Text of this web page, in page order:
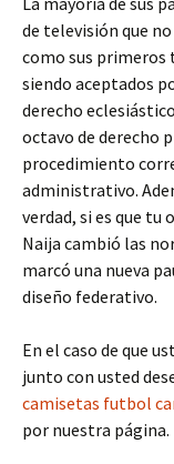
de televisión que
como sus
siendo aceptados
derecho
octavo de derecho
procedimiento
administrativo.
verdad, si es que tu
Naija cambió las
marcó una nueva
diseño federativo.
En el caso de que
junto con usted
camisetas futbol
por nuestra página.